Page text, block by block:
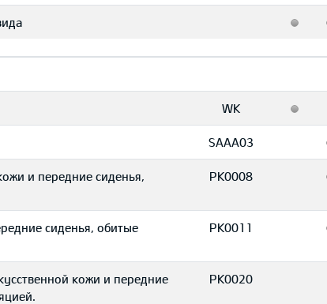
WK
SAAA03
и передние сиденья,
PK0008
сиденья, обитые
PK0011
кожи и передние
PK0020